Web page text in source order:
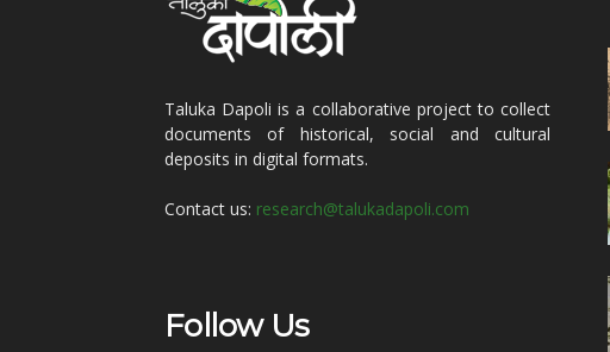
Taluka Dapoli is a collaborative project to collect
documents of historical, social and cultural
deposits in digital formats.
Contact us: research@talukadapoli.com
Follow Us